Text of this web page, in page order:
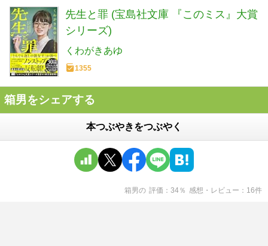
先生と罪 (宝島社文庫 『このミス』大賞
シリーズ)
くわがきあゆ
1355
箱男をシェアする
本つぶやきをつぶやく
箱男の 評価 34％ 感想・レビュー 16件